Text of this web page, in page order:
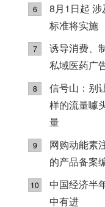
6
8月1日起
标准将实施
7
诱导消费、
私域医药广
8
信号山：别
样的流量噱
量
9
网购动能素
的产品备案
10
中国经济半
中有进